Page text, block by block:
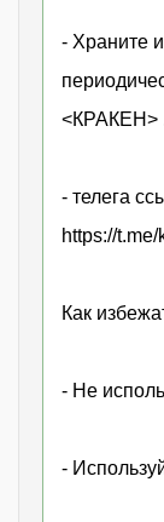
- Храните
<КРАКЕН>
- телега
https://
Как
- Не
-